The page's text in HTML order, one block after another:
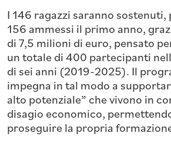
I 146 ragazzi saranno
156 ammessi il primo anno,
di 7,5 milioni di euro, pensato
un totale di 400 partecipanti
di sei anni (2019-2025). Il
impegna in tal modo a
alto potenziale” che vivono in
disagio economico,
proseguire la propria